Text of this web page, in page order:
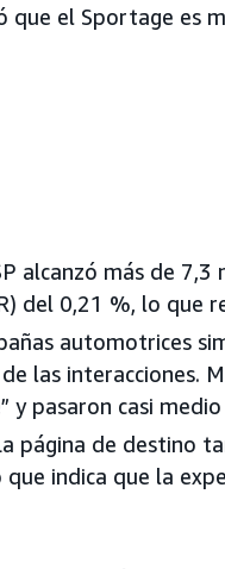
que el Sportage es
alcanzó más de
del 0,21 %, lo
automotrices
las interacciones.
y pasaron casi
página de destino
indica que la